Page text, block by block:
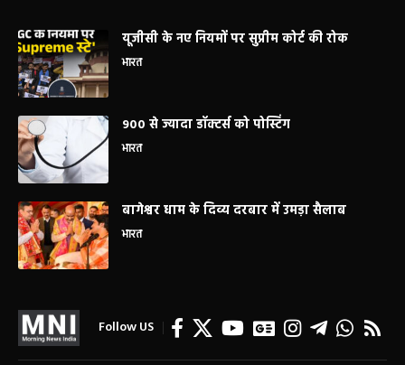
यूजीसी के नए नियमों पर सुप्रीम कोर्ट की रोक
भारत
900 से ज्यादा डॉक्टर्स को पोस्टिंग
भारत
बागेश्वर धाम के दिव्य दरबार में उमड़ा सैलाब
भारत
Follow US